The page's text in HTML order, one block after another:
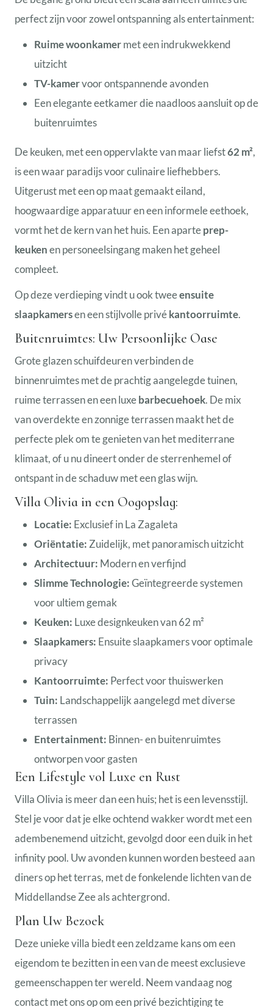
perfect zijn voor zowel ontspanning als entertainment:
Ruime woonkamermet een indrukwekkend
uitzicht
TV-kamervoor ontspannende avonden
Een elegante eetkamer die naadloos aansluit op de
buitenruimtes
De keuken, met een oppervlakte van maar liefst62 m²,
is een waar paradijs voor culinaire liefhebbers.
Uitgerust met een op maat gemaakt eiland,
hoogwaardige apparatuur en een informele eethoek,
vormt het de kern van het huis. Een aparteprep-
keukenen personeelsingang maken het geheel
compleet.
Op deze verdieping vindt u ook tweeensuite
slaapkamersen een stijlvolle privékantoorruimte.
Buitenruimtes: Uw Persoonlijke Oase
Grote glazen schuifdeuren verbinden de
binnenruimtes met de prachtig aangelegde tuinen,
ruime terrassen en een luxebarbecuehoek. De mix
van overdekte en zonnige terrassen maakt het de
perfecte plek om te genieten van het mediterrane
klimaat, of u nu dineert onder de sterrenhemel of
ontspant in de schaduw met een glas wijn.
Villa Olivia in een Oogopslag:
Locatie: Exclusief in La Zagaleta
Oriëntatie: Zuidelijk, met panoramisch uitzicht
Architectuur: Modern en verfijnd
Slimme Technologie:Geïntegreerde systemen
voor ultiem gemak
Keuken: Luxe designkeuken van 62 m²
Slaapkamers: Ensuite slaapkamers voor optimale
privacy
Kantoorruimte: Perfect voor thuiswerken
Tuin: Landschappelijk aangelegd met diverse
terrassen
Entertainment: Binnen- en buitenruimtes
ontworpen voor gasten
Een Lifestyle vol Luxe en Rust
Villa Olivia is meer dan een huis; het is een levensstijl.
Stel je voor dat je elke ochtend wakker wordt met een
adembenemend uitzicht, gevolgd door een duik in het
infinity pool. Uw avonden kunnen worden besteed aan
diners op het terras, met de fonkelende lichten van de
Middellandse Zee als achtergrond.
Plan Uw Bezoek
Deze unieke villa biedt een zeldzame kans om een
eigendom te bezitten in een van de meest exclusieve
gemeenschappen ter wereld. Neem vandaag nog
contact met ons op om een privé bezichtiging te